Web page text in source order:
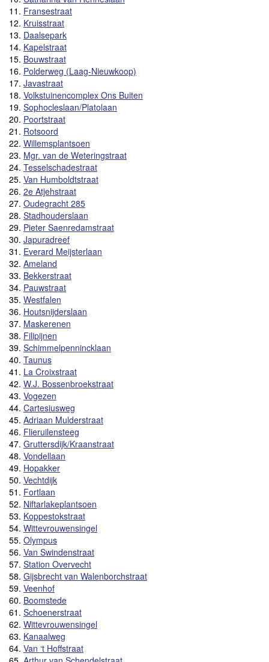
11. Fransestraat
12. Kruisstraat
13. Daalsepark
14. Kapelstraat
15. Bouwstraat
16. Polderweg (Laag-Nieuwkoop)
17. Javastraat
18. Volkstuinencomplex Ons Buiten
19. Sophocleslaan/Platolaan
20. Poortstraat
21. Rotsoord
22. Willemsplantsoen
23. Mgr. van de Weteringstraat
24. Tesselschadestraat
25. Van Humboldtstraat
26. 2e Atjehstraat
27. Oudegracht 285
28. Stadhouderslaan
29. Pieter Saenredamstraat
30. Japuradreef
31. Everard Meijsterlaan
32. Ameland
33. Bekkerstraat
34. Pauwstraat
35. Westfalen
36. Houtsnijderslaan
37. Maskerenen
38. Filipijnen
39. Schimmelpennincklaan
40. Taunus
41. La Croixstraat
42. W.J. Bossenbroekstraat
43. Vogezen
44. Cartesiusweg
45. Adriaan Mulderstraat
46. Flieruilensteeg
47. Gruttersdijk/Kraanstraat
48. Vondellaan
49. Hopakker
50. Vechtdijk
51. Fortlaan
52. Niftarlakeplantsoen
53. Koppestokstraat
54. Wittevrouwensingel
55. Olympus
56. Van Swindenstraat
57. Station Overvecht
58. Gijsbrecht van Walenborchstraat
59. Veenhof
60. Boomstede
61. Schoenerstraat
62. Wittevrouwensingel
63. Kanaalweg
64. Van ‘t Hoffstraat